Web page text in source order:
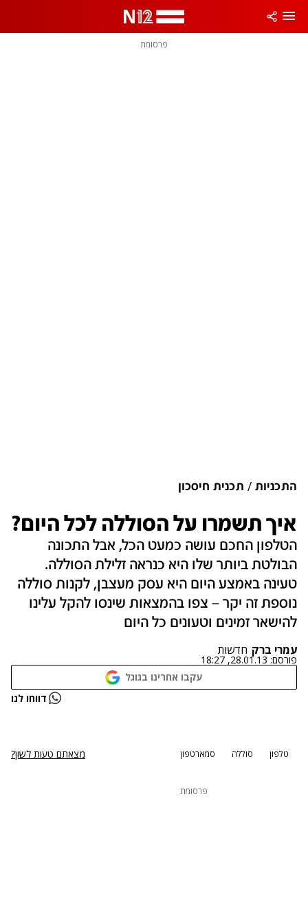
פרסומת
התכניות תכנית חיסכון
איך תשמרו על הסוללה לכל היום?
הטלפון החכם עושה כמעט הכל, אבל התכונה
הבולטת ביותר שלו היא כנראה זלילת הסוללה.
טעינה באמצע היום היא עסק מעצבן, לקנות סוללה
נוספת זה יקר – צפו בהמצאות שינסו להקל עלינו
להישאר זמינים וטעונים כל היום
עמרי ברק חדשות
פורסם: 28.01.13, 18:27
עקבו אחרינו בגוגל
נתקלנו בבעיה דווחו לנו
טלפון סוללה סמארטפון מצאתם טעות לשון?
פרסומת